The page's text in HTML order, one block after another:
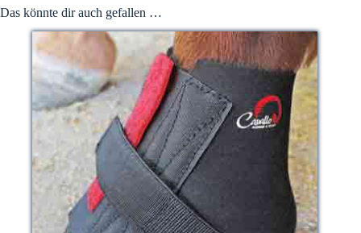
Das könnte dir auch gefallen …